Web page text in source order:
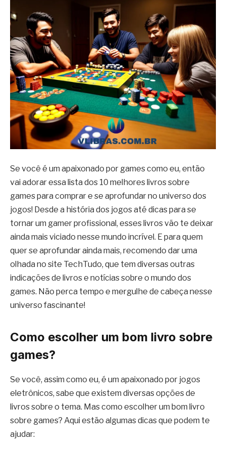
Se você é um apaixonado por games como eu, então
vai adorar essa lista dos 10 melhores livros sobre
games para comprar e se aprofundar no universo dos
jogos! Desde a história dos jogos até dicas para se
tornar um gamer profissional, esses livros vão te deixar
ainda mais viciado nesse mundo incrível. E para quem
quer se aprofundar ainda mais, recomendo dar uma
olhada no site TechTudo, que tem diversas outras
indicações de livros e notícias sobre o mundo dos
games. Não perca tempo e mergulhe de cabeça nesse
universo fascinante!
Como escolher um bom livro sobre
games?
Se você, assim como eu, é um apaixonado por jogos
eletrônicos, sabe que existem diversas opções de
livros sobre o tema. Mas como escolher um bom livro
sobre games? Aqui estão algumas dicas que podem te
ajudar: